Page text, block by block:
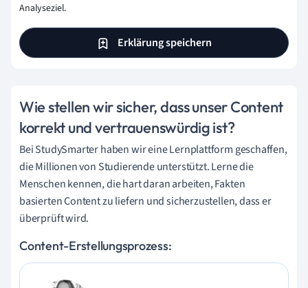
Analyseziel.
Erklärung speichern
Wie stellen wir sicher, dass unser Content
korrekt und vertrauenswürdig ist?
Bei StudySmarter haben wir eine Lernplattform geschaffen,
die Millionen von Studierende unterstützt. Lerne die
Menschen kennen, die hart daran arbeiten, Fakten
basierten Content zu liefern und sicherzustellen, dass er
überprüft wird.
Content-Erstellungsprozess: